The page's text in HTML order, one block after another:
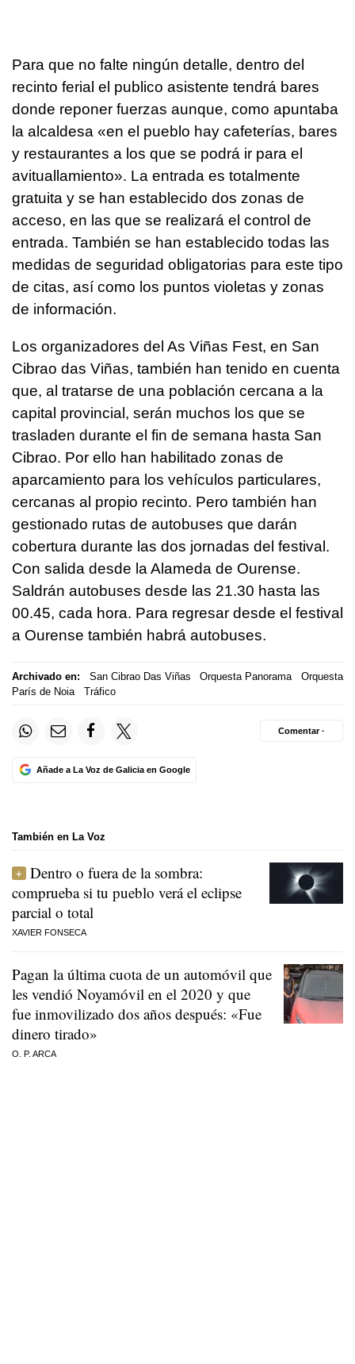
Para que no falte ningún detalle, dentro del
recinto ferial el publico asistente tendrá bares
donde reponer fuerzas aunque, como apuntaba
la alcaldesa «en el pueblo hay cafeterías, bares
y restaurantes a los que se podrá ir para el
avituallamiento». La entrada es totalmente
gratuita y se han establecido dos zonas de
acceso, en las que se realizará el control de
entrada. También se han establecido todas las
medidas de seguridad obligatorias para este tipo
de citas, así como los puntos violetas y zonas
de información.
Los organizadores del As Viñas Fest, en San
Cibrao das Viñas, también han tenido en cuenta
que, al tratarse de una población cercana a la
capital provincial, serán muchos los que se
trasladen durante el fin de semana hasta San
Cibrao. Por ello han habilitado zonas de
aparcamiento para los vehículos particulares,
cercanas al propio recinto. Pero también han
gestionado rutas de autobuses que darán
cobertura durante las dos jornadas del festival.
Con salida desde la Alameda de Ourense.
Saldrán autobuses desde las 21.30 hasta las
00.45, cada hora. Para regresar desde el festival
a Ourense también habrá autobuses.
Archivado en: San Cibrao Das Viñas Orquesta Panorama
Orquesta
París de Noia
Tráfico
Añade a La Voz de Galicia en Google
Comentar ·
También en La Voz
Dentro o fuera de la sombra:
comprueba si tu pueblo verá el eclipse
parcial o total
XAVIER FONSECA
Pagan la última cuota de un automóvil que
les vendió Noyamóvil en el 2020 y que
fue inmovilizado dos años después: «Fue
dinero tirado»
O. P. ARCA